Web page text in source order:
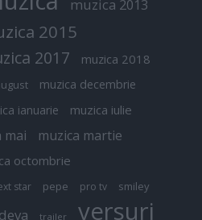
muzica 2013
2015
2017 muzica 2018
muzica decembrie
ianuarie muzica iulie
mai muzica martie
octombrie
star pepe pro tv smiley
trailer versuri